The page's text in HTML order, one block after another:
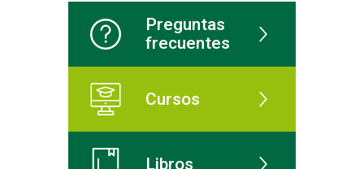
Preguntas
frecuentes
Cursos
Libros